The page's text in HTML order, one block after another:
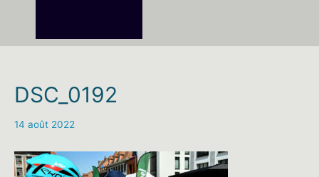
DSC_0192
14 août 2022